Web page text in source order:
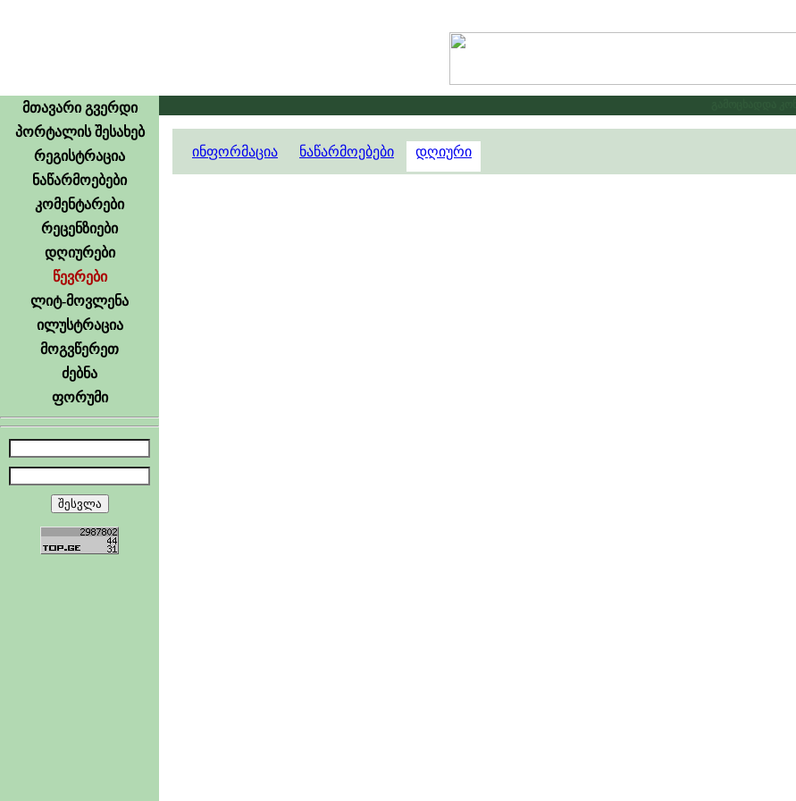
მთავარი გვერდი
პორტალის შესახებ
რეგისტრაცია
ნაწარმოებები
კომენტარები
რეცენზიები
დღიურები
წევრები
ლიტ-მოვლენა
ილუსტრაცია
მოგვწერეთ
ძებნა
ფორუმი
გამოცხადდა
ინფორმაცია ნაწარმოებები დღიური